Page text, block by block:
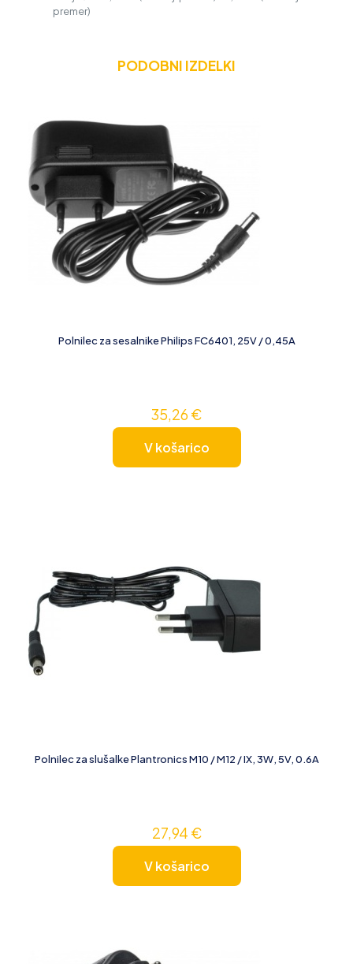
premer)
PODOBNI IZDELKI
Polnilec za sesalnike Philips FC6401, 25V / 0,45A
35,26€
V košarico
Polnilec za slušalke Plantronics M10 / M12 / IX, 3W, 5V, 0.6A
27,94 €
V košarico